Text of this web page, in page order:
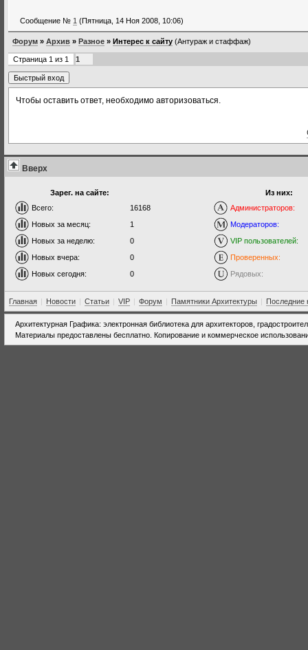
Сообщение № 1 (Пятница, 14 Ноя 2008, 10:06)
Форум » Архив » Разное » Интерес к сайту (Антураж и стаффаж)
Страница 1 из 1 1
Чтобы оставить ответ, необходимо авторизоваться.
Вверх
Зарег. на сайте:
Всего:
16168
Новых за месяц:
1
Новых за неделю:
0
Новых вчера:
0
Новых сегодня:
0
Из них:
Администраторов:
Модераторов:
VIP пользователей:
Проверенных:
Рядовых:
Главная | Новости | Статьи | VIP | Форум | Памятники Архитектуры | Последние
Архитектурная Графика: электронная библиотека для архитекторов,
Материалы предоставлены бесплатно. Копирование и коммерческое